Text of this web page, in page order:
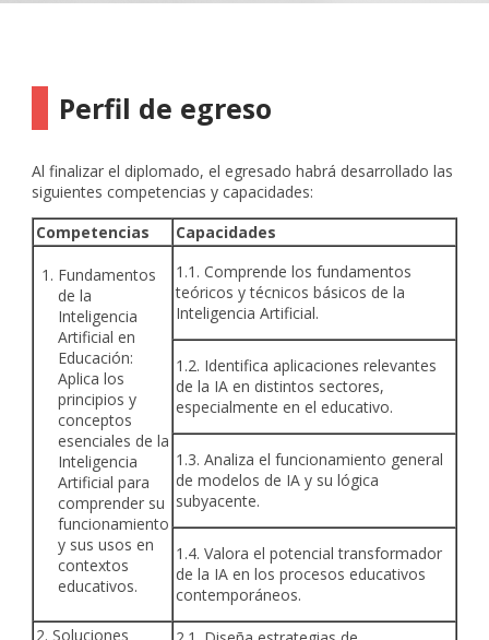
Perfil de egreso
Al finalizar el diplomado, el egresado habrá desarrollado las
siguientes competencias y capacidades:
Competencias
Capacidades
Fundamentos
de la
Inteligencia
Artificial en
Educación:
Aplica los
principios y
conceptos
esenciales de la
Inteligencia
Artificial para
comprender su
funcionamiento
y sus usos en
contextos
educativos.
1.1. Comprende los fundamentos
teóricos y técnicos básicos de la
Inteligencia Artificial.
1.2. Identifica aplicaciones relevantes
de la IA en distintos sectores,
especialmente en el educativo.
1.3. Analiza el funcionamiento general
de modelos de IA y su lógica
subyacente.
1.4. Valora el potencial transformador
de la IA en los procesos educativos
contemporáneos.
2. Soluciones